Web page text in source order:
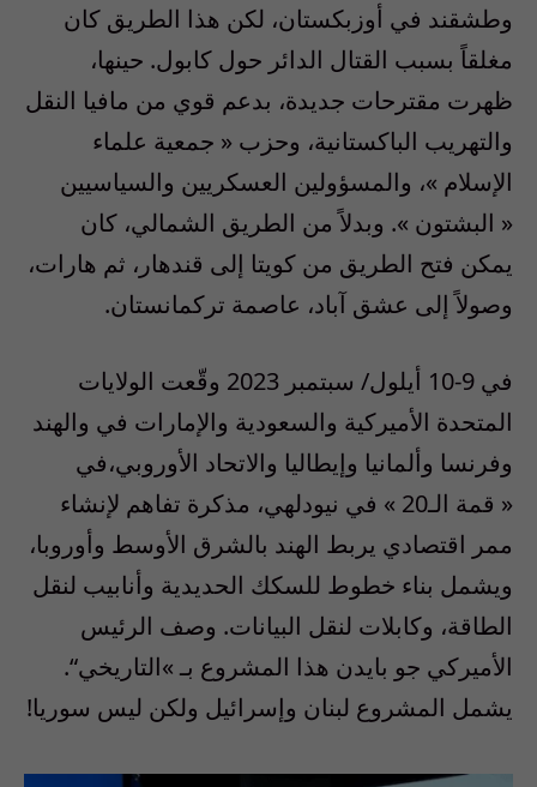
وطشقند في أوزبكستان، لكن هذا الطريق كان
مغلقاً بسبب القتال الدائر حول كابول. حينها،
ظهرت مقترحات جديدة، بدعم قوي من مافيا النقل
والتهريب الباكستانية، وحزب « جمعية علماء
الإسلام »، والمسؤولين العسكريين والسياسيين
« البشتون ». وبدلاً من الطريق الشمالي، كان
يمكن فتح الطريق من كويتا إلى قندهار، ثم هارات،
وصولاً إلى عشق آباد، عاصمة تركمانستان.
في أيلول/ سبتمبر
2023 وقّعت الولايات
المتحدة الأميركية والسعودية والإمارات في والهند
وفرنسا وألمانيا وإيطاليا والاتحاد الأوروبي،في
« قمة الـ20 » في نيودلهي، مذكرة تفاهم لإنشاء
ممر اقتصادي يربط الهند بالشرق الأوسط وأوروبا،
ويشمل بناء خطوط للسكك الحديدية وأنابيب لنقل
الطاقة، وكابلات لنقل البيانات. وصف الرئيس
الأميركي جو بايدن هذا المشروع بـ »التاريخي“.
يشمل المشروع لبنان وإسرائيل ولكن ليس سوريا!